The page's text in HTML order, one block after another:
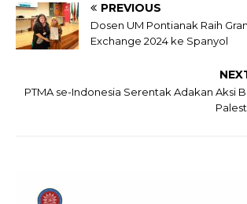
PREVIOUS
Dosen UM Pontianak Raih
Exchange 2024 ke Spanyol
PTMA se-Indonesia Serentak Adakan Aksi